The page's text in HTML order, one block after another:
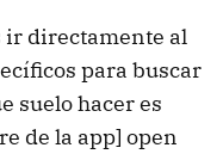
ir directamente al
para buscar
suelo hacer es
de la app] open